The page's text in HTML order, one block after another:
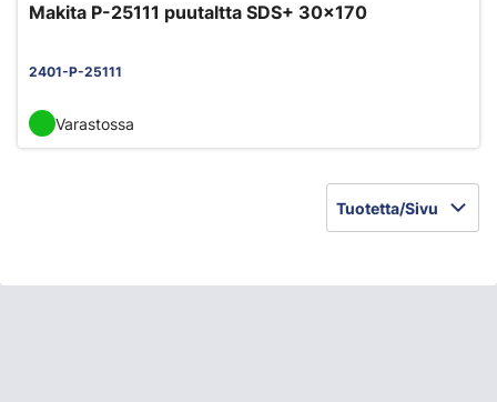
Makita P-25111 puutaltta SDS+ 30x170
2401-P-25111
Varastossa
Tuotetta/Sivu